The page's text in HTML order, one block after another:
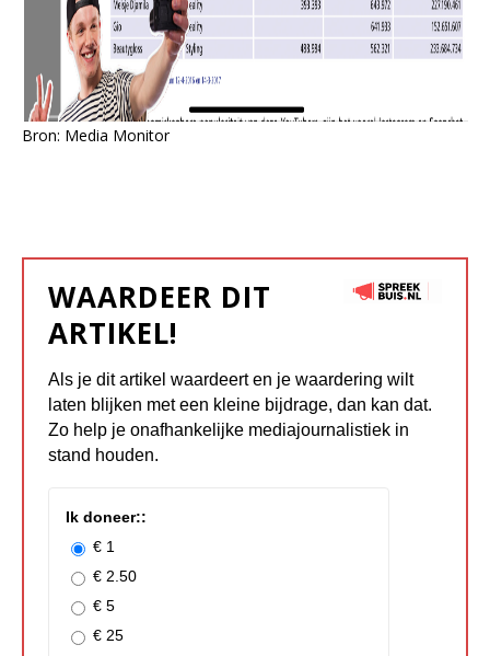
Bron: Media Monitor
WAARDEER DIT
ARTIKEL!
Als je dit artikel waardeert en je waardering wilt
laten blijken met een kleine bijdrage, dan kan dat.
Zo help je onafhankelijke mediajournalistiek in
stand houden.
Ik doneer::
€ 1
€ 2.50
€ 5
€ 25